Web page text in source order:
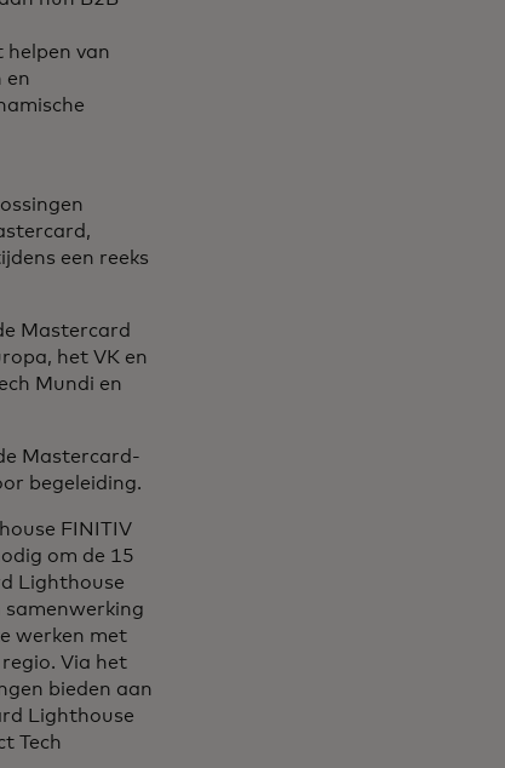
helpen van
en
een reeks
Mastercard
het VK en
Mundi en
Mastercard-
begeleiding.
FINITIV
om de 15
Lighthouse
samenwerking
werken met
Via het
bieden aan
Lighthouse
Tech